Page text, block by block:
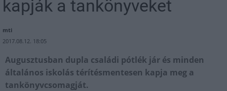
kapják a tankönyveket
mti
2017.08.12. 18:05
Augusztusban dupla családi pótlék jár és minden
általános iskolás térítésmentesen kapja meg a
tankönyvcsomagját.